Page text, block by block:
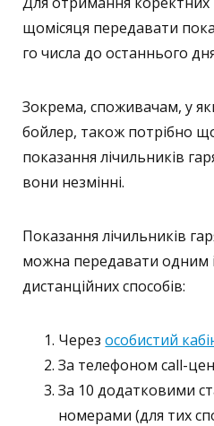
щомісяця передавати
го числа до останнього
Зокрема, споживачам, у
бойлер, також потрібно
показання лічильників
вони незмінні.
Показання лічильників
можна передавати одним
дистанційних способів:
Черезособистий
За телефоном call-
За 10 додатковими
номерами (для тих